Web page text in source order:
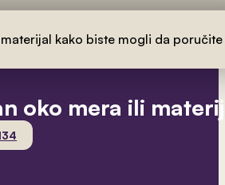
kako biste mogli da
oko mera ili